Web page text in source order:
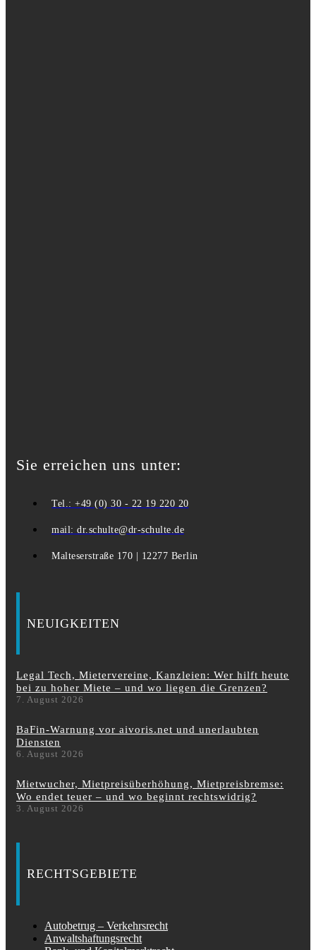
Sie erreichen uns unter:
Tel.: +49 (0) 30 - 22 19 220 20
mail: dr.schulte@dr-schulte.de
Malteserstraße 170 | 12277 Berlin
NEUIGKEITEN
Legal Tech, Mietervereine, Kanzleien: Wer hilft heute
bei zu hoher Miete – und wo liegen die Grenzen?
7. August 2026
BaFin-Warnung vor aivoris.net und unerlaubten
Diensten
6. August 2026
Mietwucher, Mietpreisüberhöhung, Mietpreisbremse:
Wo endet teuer – und wo beginnt rechtswidrig?
3. August 2026
RECHTSGEBIETE
Autobetrug – Verkehrsrecht
Anwaltshaftungsrecht